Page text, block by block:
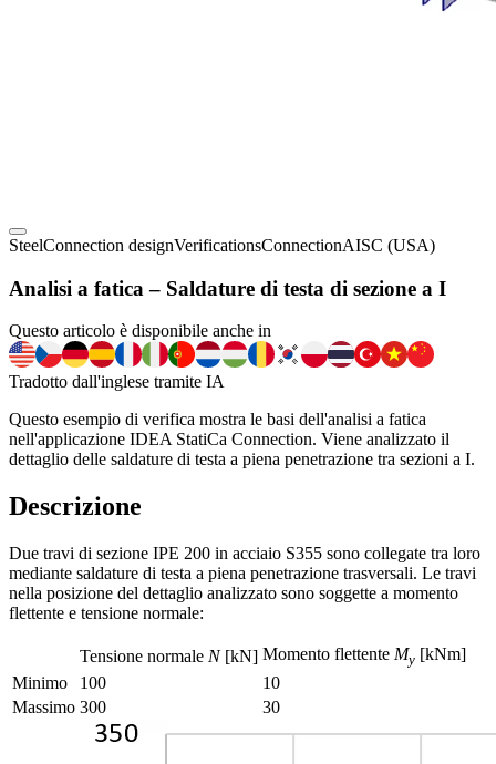
SteelConnection designVerificationsConnectionAISC (USA)
Analisi a fatica – Saldature di testa di sezione a I
Questo articolo è disponibile anche in
Tradotto dall'inglese tramite IA
Questo esempio di verifica mostra le basi dell'analisi a fatica
nell'applicazione IDEA StatiCa Connection. Viene analizzato il
dettaglio delle saldature di testa a piena penetrazione tra sezioni a I.
Descrizione
Due travi di sezione IPE 200 in acciaio S355 sono collegate tra loro
mediante saldature di testa a piena penetrazione trasversali. Le travi
nella posizione del dettaglio analizzato sono soggette a momento
flettente e tensione normale:
Tensione normale N[kN] Momento flettente My [kNm]
Minimo
100
10
Massimo 300 30